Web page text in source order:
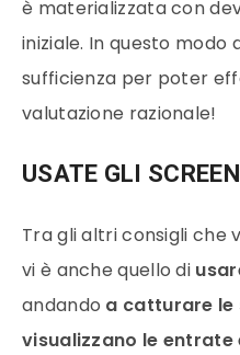
è materializzata con
iniziale. In questo modo
sufficienza per poter
valutazione razionale!
USATE GLI
Tra gli altri consigli che
vi è anche quello di
andando a catturare le
visualizzano le entrate